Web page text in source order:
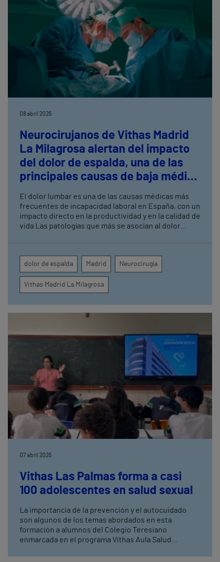
08 abril 2026
Neurocirujanos de Vithas Madrid
La Milagrosa alertan del impacto
del dolor de espalda, una de las
principales causas de baja médica
en España
El dolor lumbar es una de las causas médicas más
frecuentes de incapacidad laboral en España, con un
impacto directo en la productividad y en la calidad de
vida Las patologías que más se asocian al dolor
lumbar y la inestabilidad vertebral y espondilosis
dolor de espalda Madrid Neurocirugía
Vithas Madrid La Milagrosa
07 abril 2026
Vithas Las Palmas forma a casi
100 adolescentes en salud sexual
La importancia de la prevención y el autocuidado
son algunos de los temas abordados en esta
formación a alumnos del Colegio Teresiano
enmarcada en el programa Vithas Aula Salud